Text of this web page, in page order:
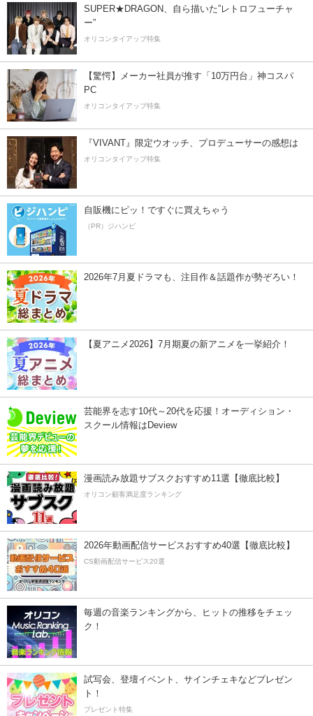
SUPER★DRAGON、自ら描いた”レトロフューチャ
ー”
オリコンタイアップ特集
【驚愕】メーカー社員が推す「10万円台」神コスパ
PC
オリコンタイアップ特集
『VIVANT』限定ウオッチ、プロデューサーの感想は
オリコンタイアップ特集
自販機にピッ！ですぐに買えちゃう
（PR）ジハンピ
2026年7月夏ドラマも、注目作＆話題作が勢ぞろい！
【夏アニメ2026】7月期夏の新アニメを一挙紹介！
芸能界を志す10代～20代を応援！オーディション・
スクール情報はDeview
漫画読み放題サブスクおすすめ11選【徹底比較】
オリコン顧客満足度ランキング
2026年動画配信サービスおすすめ40選【徹底比較】
CS動画配信サービス20選
毎週の音楽ランキングから、ヒットの推移をチェッ
ク！
試写会、登壇イベント、サインチェキなどプレゼン
ト！
プレゼント特集